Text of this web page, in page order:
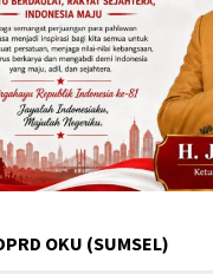
OKU (SUMSEL)